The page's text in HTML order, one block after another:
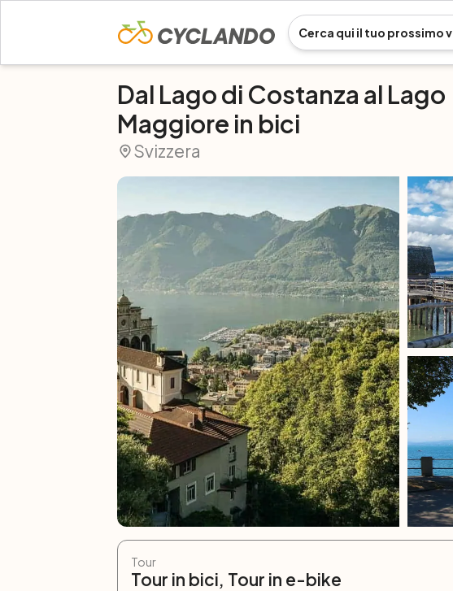
Dal Lago di Costanza al Lago
Maggiore in bici
Svizzera
Tour
Tour in bici, Tour in e-bike